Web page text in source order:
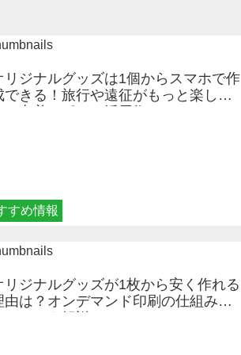
すめ情報
リジナルグッズは1個からスマホで作
できる！旅行や遠征がもっと楽しく
リジナルグッズが1枚から安く作れる
由は？オンデマンド印刷の仕組みと